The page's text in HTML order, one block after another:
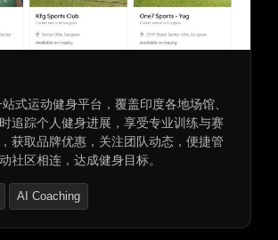
式运动健身平台，覆盖印度各地场馆、
追踪个人健身进展，享受专业训练与赛
获取品牌优惠，关注团队动态，便捷管
社区相连，达成健身目标。
AI Coaching